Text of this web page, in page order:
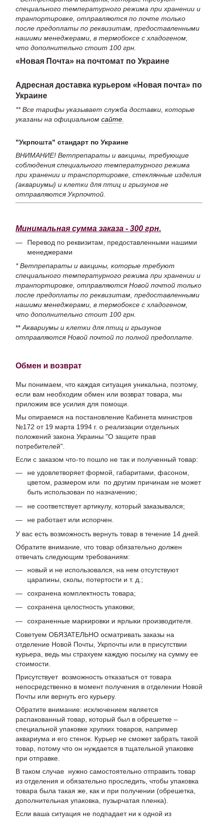
специального температурного режима при хранении и
транпортировке, отправляются по почте только
после предоплаты по реквизитам, предоставленными
нашими менеджерами, в термобоксе с хладогеном,
что дополнительно стоит 100 грн.
«Новая Почта» на почтомат по Украине
Адресная доставка курьером «Новая почта» по
Украине
** Все тарифы указывает служба доставки, которые
указаны на официальном сайте.
"Укрпошта" стандарт по Украине
ВНИМАНИЕ! Ветпрепараты и вакцины, требующие
соблюдения специального температурного режима
при хранении и транспортировке, стеклянные изделия
(аквариумы) и клетки для птиц и грызунов не
отправляются Укрпочтой.
Минимальная сумма заказа - 300 грн.
Перевод по реквизитам, предоставленными нашими
менеджерами
* Ветпрепараты и вакцины, которые требуют
специального температурного режима при хранении и
транпортировке, отправляются Новой почтой только
после предоплаты по реквизитам, предоставленными
нашими менеджерами, в термобоксе с хладогеном,
что дополнительно стоит 100 грн.
**Аквариумы и клетки для птиц и грызунов
отправляются Новой почтой по полной предоплате.
Обмен и возврат
Мы понимаем, что каждая ситуация уникальна, поэтому,
если вам необходим обмен или возврат товара, мы
приложим все усилия для помощи.
Мы опираемся на постановление Кабинета министров
№172 от 19 марта 1994 г. о реализации отдельных
положений закона Украины "О защите прав
потребителей".
Если с заказом что-то пошло не так и полученный товар:
не удовлетворяет формой, габаритами, фасоном,
цветом, размером или по другим причинам не может
быть использован по назначению;
не соответствует артикулу, который заказывался;
не работает или испорчен.
У вас есть возможность вернуть товар в течение 14 дней.
Обратите внимание, что товар обязательно должен
отвечать следующим требованиям:
новый и не использовался, на нем отсутствуют
царапины, сколы, потертости и т. д.;
сохранена комплектность товара;
сохранена целостность упаковки;
сохраненные маркировки и ярлыки производителя.
Советуем ОБЯЗАТЕЛЬНО осматривать заказы на
отделение Новой Почты, Укрпочты или в присутствии
курьера, ведь мы страхуем каждую посылку на сумму ее
стоимости.
Присутствует возможность отказаться от товара
непосредственно в момент получения в отделении Новой
Почты или вернуть его курьеру.
Обратите внимание: исключением является
распакованный товар, который был в обрешетке –
специальной упаковке хрупких товаров, например
аквариума и его стенок. Курьер не сможет забрать такой
товар, потому что он нуждается в тщательной упаковке
при отправке.
В таком случае нужно самостоятельно отправить товар
из отделения и обязательно проследить, чтобы упаковка
товара была такая же, как и при получении (обрешетка,
дополнительная упаковка, пузырчатая пленка).
Если ваша ситуация не подпадает ни к одной из